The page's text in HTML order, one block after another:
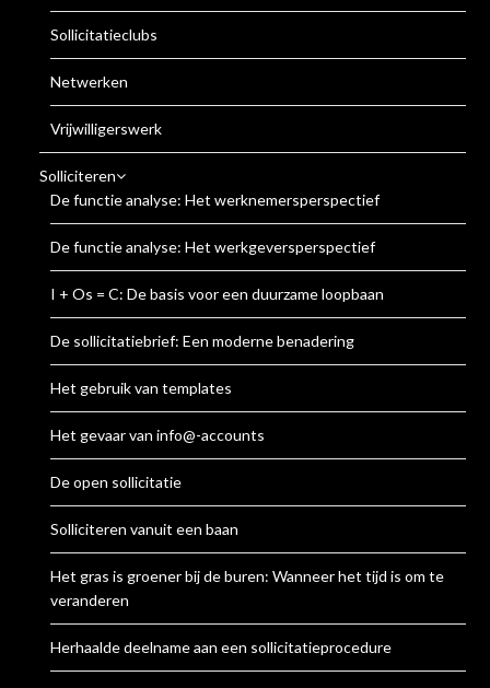
Sollicitatieclubs
Netwerken
Vrijwilligerswerk
Solliciteren
De functie analyse: Het werknemersperspectief
De functie analyse: Het werkgeversperspectief
I + Os = C: De basis voor een duurzame loopbaan
De sollicitatiebrief: Een moderne benadering
Het gebruik van templates
Het gevaar van info@-accounts
De open sollicitatie
Solliciteren vanuit een baan
Het gras is groener bij de buren: Wanneer het tijd is om te
veranderen
Herhaalde deelname aan een sollicitatieprocedure